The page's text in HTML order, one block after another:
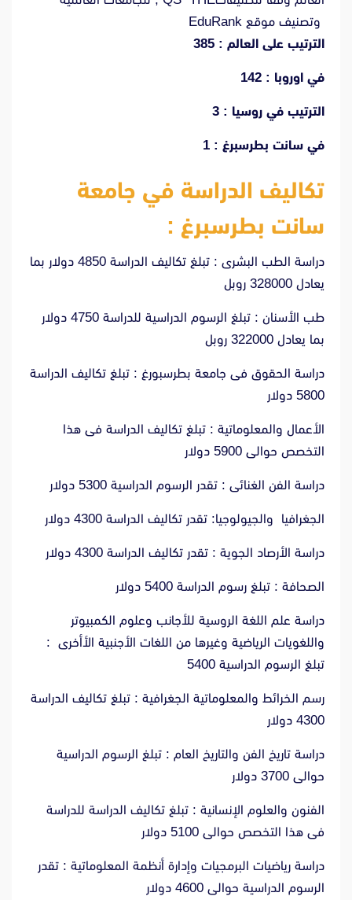
وتصنيف موقع EduRank
الترتيب على العالم : 385
في اوروبا : 142
الترتيب في روسيا : 3
في سانت بطرسبرغ : 1
تكاليف الدراسة في جامعة
سانت بطرسبرغ :
دراسة الطب البشرى : تبلغ تكاليف الدراسة 4850 دولار بما
يعادل 328000 روبل
طب الأسنان : تبلغ الرسوم الدراسية للدراسة 4750 دولار
بما يعادل 322000 روبل
دراسة الحقوق فى جامعة بطرسبورغ : تبلغ تكاليف الدراسة
5800 دولار
الأعمال والمعلوماتية : تبلغ تكاليف الدراسة فى هذا
التخصص حوالى 5900 دولار
دراسة الفن الغنائى : تقدر الرسوم الدراسية 5300 دولار
الجغرافيا والجيولوجيا: تقدر تكاليف الدراسة 4300 دولار
دراسة الأرصاد الجوية : تقدر تكاليف الدراسة 4300 دولار
الصحافة : تبلغ رسوم الدراسة 5400 دولار
دراسة علم اللغة الروسية للأجانب وعلوم الكمبيوتر
واللغويات الرياضية وغيرها من اللغات الأجنبية الأأخرى :
تبلغ الرسوم الدراسية 5400
رسم الخرائط والمعلوماتية الجغرافية : تبلغ تكاليف الدراسة
4300 دولار
دراسة تاريخ الفن والتاريخ العام : تبلغ الرسوم الدراسية
حوالى 3700 دولار
الفنون والعلوم الإنسانية : تبلغ تكاليف الدراسة للدراسة
فى هذا التخصص حوالى 5100 دولار
دراسة رياضيات البرمجيات وإدارة أنظمة المعلوماتية : تقدر
الرسوم الدراسية حوالى 4600 دولار